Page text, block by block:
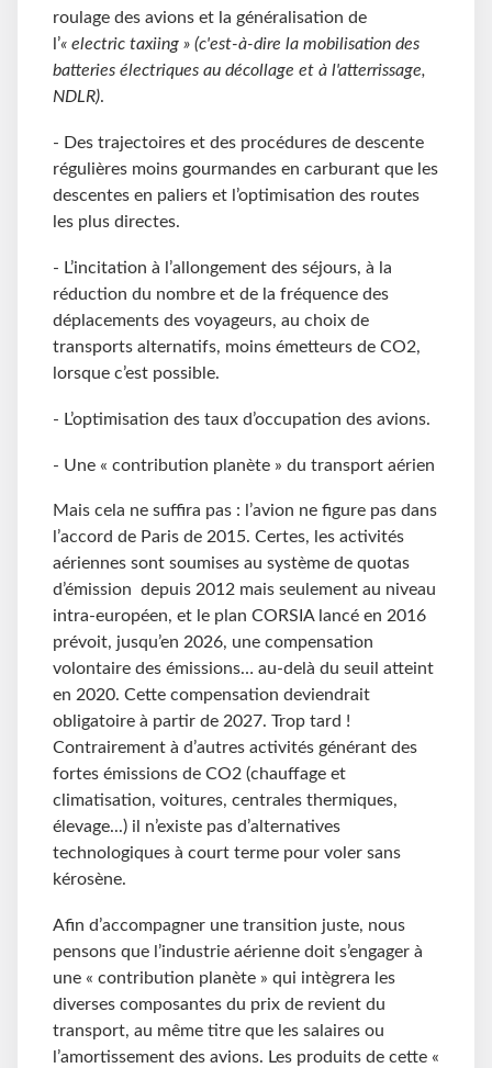
roulage des avions et la généralisation de
l’« electric taxiing » (c'est-à-dire la mobilisation des
batteries électriques au décollage et à l'atterrissage,
NDLR).
- Des trajectoires et des procédures de descente
régulières moins gourmandes en carburant que les
descentes en paliers et l’optimisation des routes
les plus directes.
- L’incitation à l’allongement des séjours, à la
réduction du nombre et de la fréquence des
déplacements des voyageurs, au choix de
transports alternatifs, moins émetteurs de CO2,
lorsque c’est possible.
- L’optimisation des taux d’occupation des avions.
- Une « contribution planète » du transport aérien
Mais cela ne suffira pas : l’avion ne figure pas dans
l’accord de Paris de 2015. Certes, les activités
aériennes sont soumises au système de quotas
d’émission depuis 2012 mais seulement au niveau
intra-européen, et le plan CORSIA lancé en 2016
prévoit, jusqu’en 2026, une compensation
volontaire des émissions… au-delà du seuil atteint
en 2020. Cette compensation deviendrait
obligatoire à partir de 2027. Trop tard !
Contrairement à d’autres activités générant des
fortes émissions de CO2 (chauffage et
climatisation, voitures, centrales thermiques,
élevage...) il n’existe pas d’alternatives
technologiques à court terme pour voler sans
kérosène.
Afin d’accompagner une transition juste, nous
pensons que l’industrie aérienne doit s’engager à
une « contribution planète » qui intègrera les
diverses composantes du prix de revient du
transport, au même titre que les salaires ou
l’amortissement des avions. Les produits de cette «